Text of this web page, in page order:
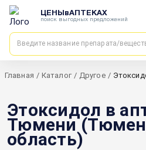
ЦЕНЫвАПТЕКАХ
поиск выгодных предложений
Главная / Каталог / Другое /
Этоксидол в
Тюмени
область)